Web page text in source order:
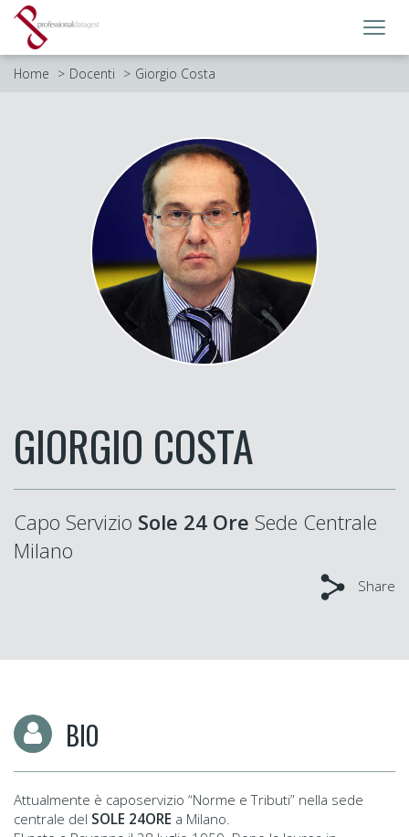
Home Docenti Giorgio Costa
GIORGIO COSTA
Capo Servizio Sole 24 Ore Sede Centrale
Milano
Share
BIO
Attualmente è caposervizio “Norme e Tributi” nella sede
centrale del SOLE 24ORE a Milano.